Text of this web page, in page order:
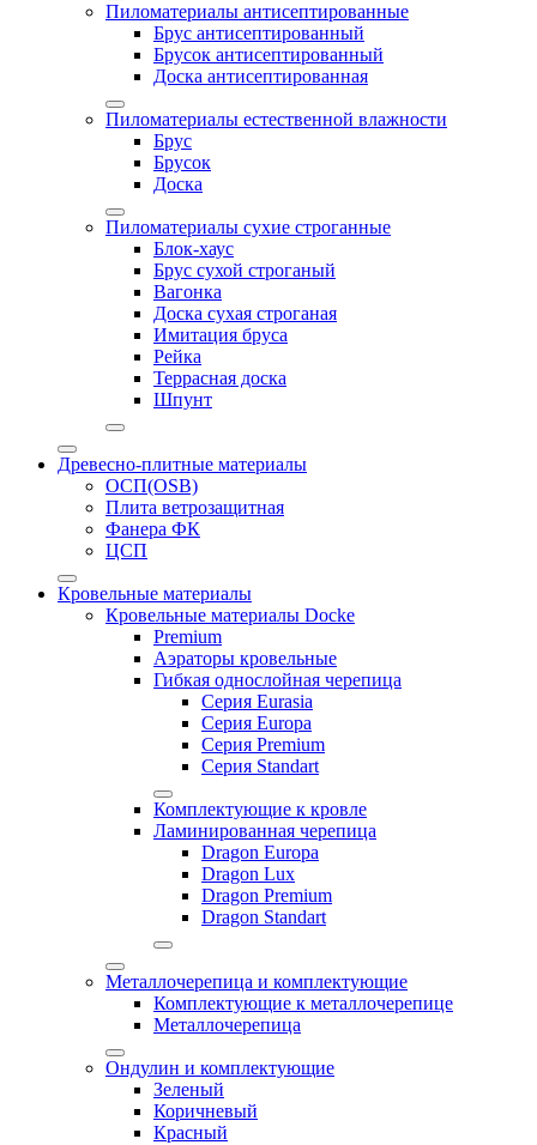
Пиломатериалы антисептированные
Брус антисептированный
Брусок антисептированный
Доска антисептированная
Пиломатериалы естественной влажности
Брус
Брусок
Доска
Пиломатериалы сухие строганные
Блок-хаус
Брус сухой строганый
Вагонка
Доска сухая строганая
Имитация бруса
Рейка
Террасная доска
Шпунт
Древесно-плитные материалы
ОСП(OSB)
Плита ветрозащитная
Фанера ФК
ЦСП
Кровельные материалы
Кровельные материалы Docke
Premium
Аэраторы кровельные
Гибкая однослойная черепица
Серия Eurasia
Серия Europa
Серия Premium
Серия Standart
Комплектующие к кровле
Ламинированная черепица
Dragon Europa
Dragon Lux
Dragon Premium
Dragon Standart
Металлочерепица и комплектующие
Комплектующие к металлочерепице
Металлочерепица
Ондулин и комплектующие
Зеленый
Коричневый
Красный